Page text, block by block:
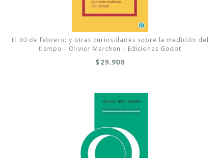
El 30 de febrero: y otras curiosidades sobre la medición del
tiempo - Olivier Marchon - Ediciones Godot
$29.900